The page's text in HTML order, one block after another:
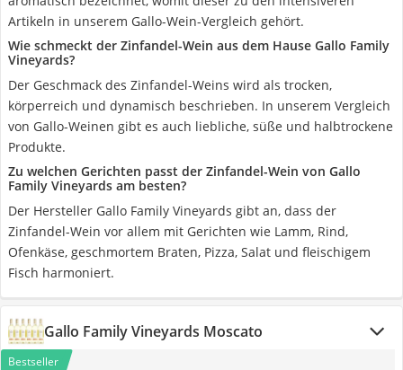
Artikeln in unserem Gallo-Wein-Vergleich gehört.
Wie schmeckt der Zinfandel-Wein aus dem Hause Gallo Family
Vineyards?
Der Geschmack des Zinfandel-Weins wird als trocken,
körperreich und dynamisch beschrieben. In unserem Vergleich
von Gallo-Weinen gibt es auch liebliche, süße und halbtrockene
Produkte.
Zu welchen Gerichten passt der Zinfandel-Wein von Gallo
Family Vineyards am besten?
Der Hersteller Gallo Family Vineyards gibt an, dass der
Zinfandel-Wein vor allem mit Gerichten wie Lamm, Rind,
Ofenkäse, geschmortem Braten, Pizza, Salat und fleischigem
Fisch harmoniert.
Gallo Family Vineyards Moscato
Bestseller